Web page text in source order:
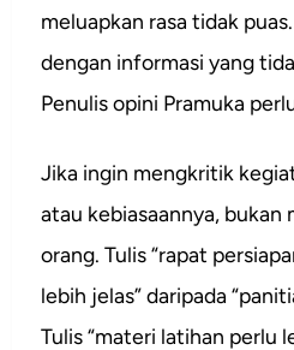
meluapkan rasa tidak
dengan informasi yang
Penulis opini Pramuka
Jika ingin mengkritik
atau kebiasaannya, bukan
orang. Tulis “rapat
lebih jelas” daripada
Tulis “materi latihan perlu